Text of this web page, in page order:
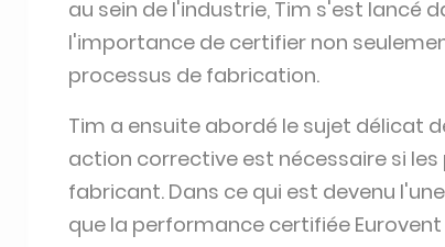
processus de fabrication.
Tim a ensuite abordé le sujet délicat
fabricant. Dans ce qui est devenu
que la performance certifiée
Tim est ensuite passé à deux études